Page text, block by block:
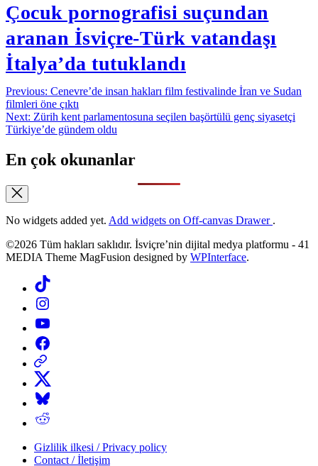
Çocuk pornografisi suçundan
aranan İsviçre-Türk vatandaşı
İtalya’da tutuklandı
Yazı
gezinmesi
Previous: Cenevre’de insan hakları film festivalinde İran ve Sudan
filmleri öne çıktı
Next: Zürih kent parlamentosuna seçilen başörtülü genç siyasetçi
Türkiye’de gündem oldu
En çok okunanlar
No widgets added yet. Add widgets on Off-canvas Drawer .
©2026 Tüm hakları saklıdır. İsviçre’nin dijital medya platformu - 41
MEDIA Theme MagFusion designed by WPInterface.
Tiktok
Instagram
YouTube
Facebook
Threads
X
Bluesky
Reddit
Gizlilik ilkesi / Privacy policy
Contact / İletişim